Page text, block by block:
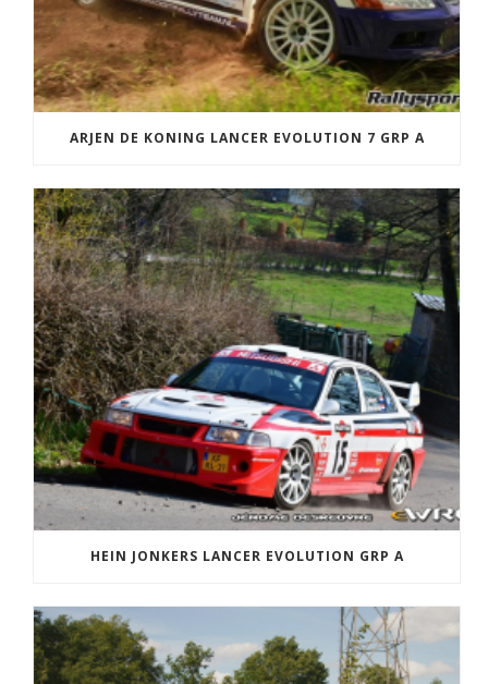
ARJEN DE KONING LANCER EVOLUTION 7 GRP A
HEIN JONKERS LANCER EVOLUTION GRP A